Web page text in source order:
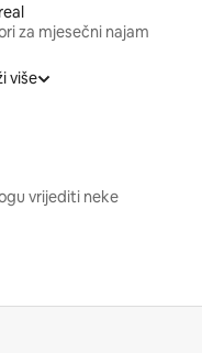
za mjesečni najam
više
vrijediti neke